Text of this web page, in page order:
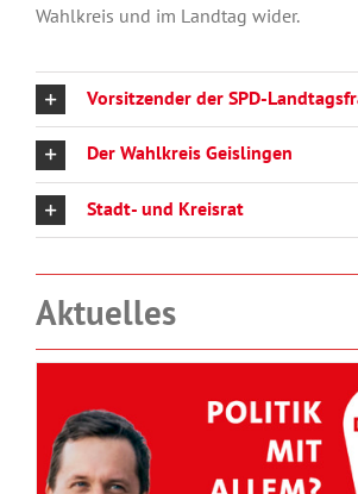
Wahlkreis und im Landtag wider.
Vorsitzender der SPD-
Der Wahlkreis Geislingen
Stadt- und Kreisrat
Aktuelles